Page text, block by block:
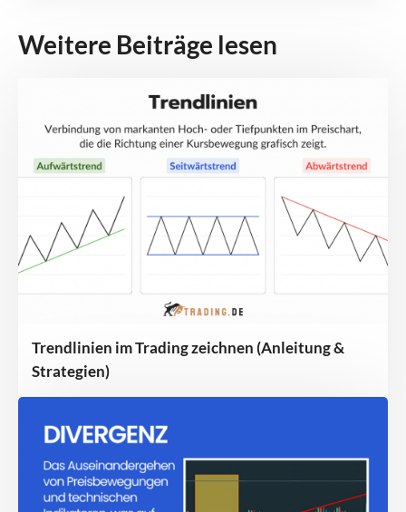
Weitere Beiträge lesen
Trendlinien im Trading zeichnen (Anleitung &
Strategien)